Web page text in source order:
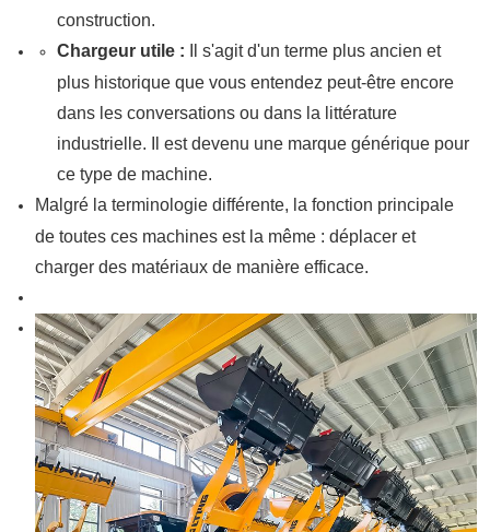
construction.
Chargeur utile :
Il s'agit d'un terme plus ancien et
plus historique que vous entendez peut-être encore
dans les conversations ou dans la littérature
industrielle. Il est devenu une marque générique pour
ce type de machine.
Malgré la terminologie différente, la fonction principale
de toutes ces machines est la même : déplacer et
charger des matériaux de manière efficace.